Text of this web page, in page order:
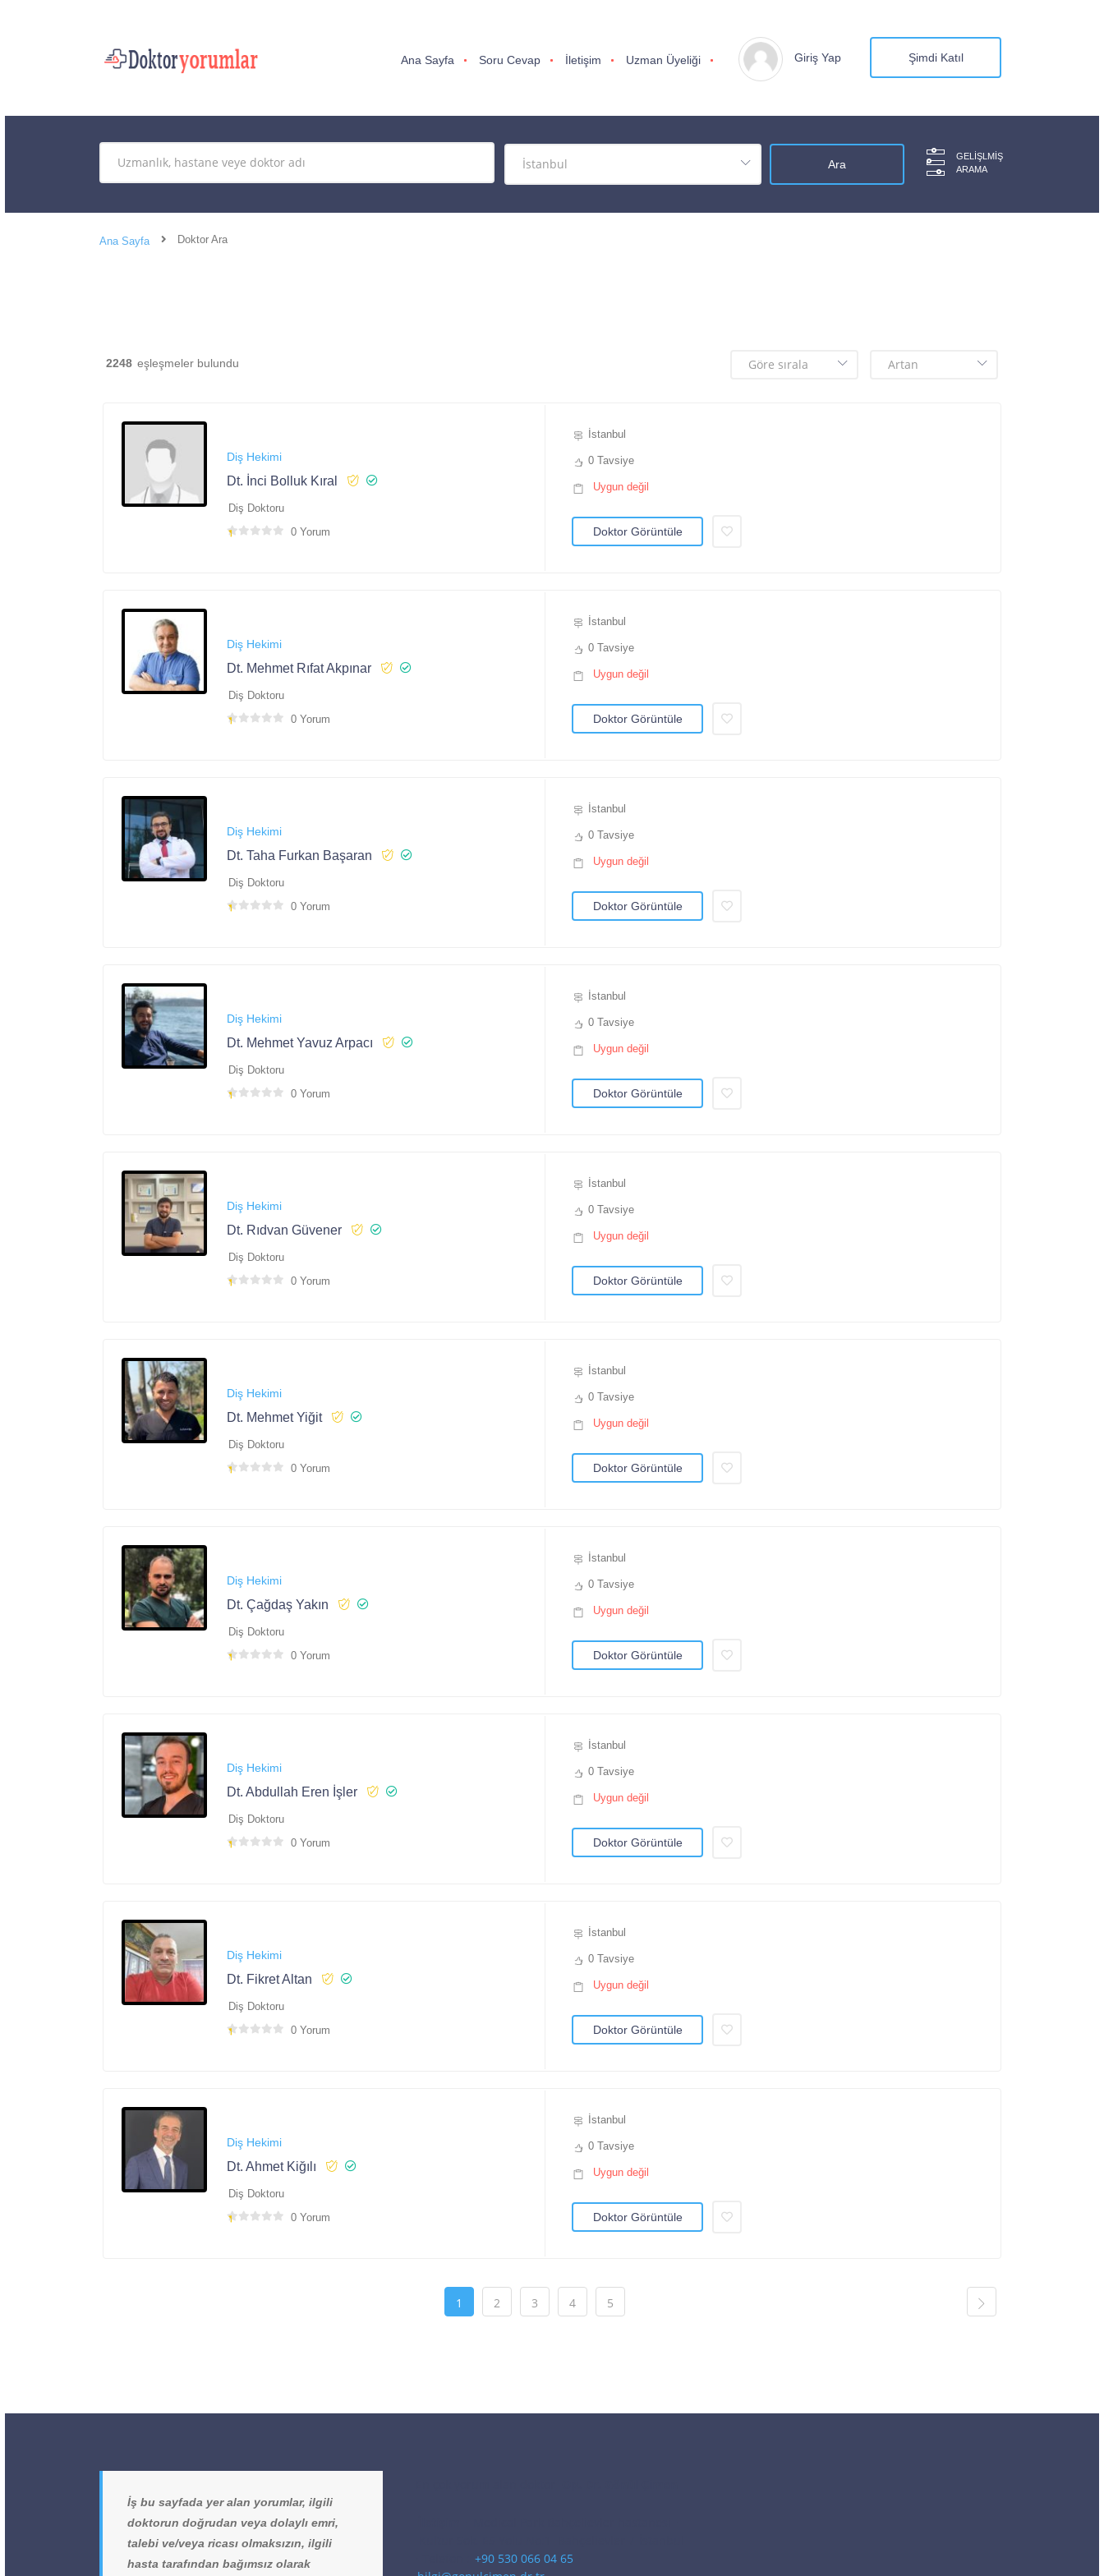
Ana Sayfa Soru Cevap İletişim Uzman Üyeliği Giriş Yap Şimdi Katıl
GELIŞLMIŞ
ARAMA
Ana Sayfa Doktor Ara
2248 eşleşmeler bulundu
Diş Hekimi
Dt. İnci Bolluk Kıral
Diş Doktoru
0 Yorum
İstanbul
0 Tavsiye
Uygun değil
Doktor Görüntüle
Diş Hekimi
Dt. Mehmet Rıfat Akpınar
Diş Doktoru
0 Yorum
İstanbul
0 Tavsiye
Uygun değil
Doktor Görüntüle
Diş Hekimi
Dt. Taha Furkan Başaran
Diş Doktoru
0 Yorum
İstanbul
0 Tavsiye
Uygun değil
Doktor Görüntüle
Diş Hekimi
Dt. Mehmet Yavuz Arpacı
Diş Doktoru
0 Yorum
İstanbul
0 Tavsiye
Uygun değil
Doktor Görüntüle
Diş Hekimi
Dt. Rıdvan Güvener
Diş Doktoru
0 Yorum
İstanbul
0 Tavsiye
Uygun değil
Doktor Görüntüle
Diş Hekimi
Dt. Mehmet Yiğit
Diş Doktoru
0 Yorum
İstanbul
0 Tavsiye
Uygun değil
Doktor Görüntüle
Diş Hekimi
Dt. Çağdaş Yakın
Diş Doktoru
0 Yorum
İstanbul
0 Tavsiye
Uygun değil
Doktor Görüntüle
Diş Hekimi
Dt. Abdullah Eren İşler
Diş Doktoru
0 Yorum
İstanbul
0 Tavsiye
Uygun değil
Doktor Görüntüle
Diş Hekimi
Dt. Fikret Altan
Diş Doktoru
0 Yorum
İstanbul
0 Tavsiye
Uygun değil
Doktor Görüntüle
Diş Hekimi
Dt. Ahmet Kiğılı
Diş Doktoru
0 Yorum
İstanbul
0 Tavsiye
Uygun değil
Doktor Görüntüle
1 2 3 4 5
İş bu sayfada yer alan yorumlar, ilgili
doktorun doğrudan veya dolaylı emri,
talebi ve/veya ricası olmaksızın, ilgili
hasta tarafından bağımsız olarak
+90 530 066 04 65